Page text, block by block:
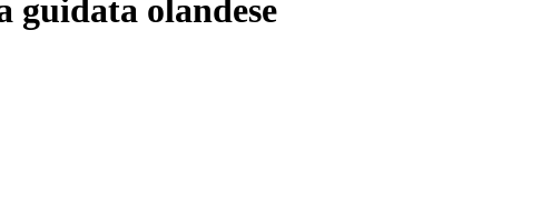
olandese